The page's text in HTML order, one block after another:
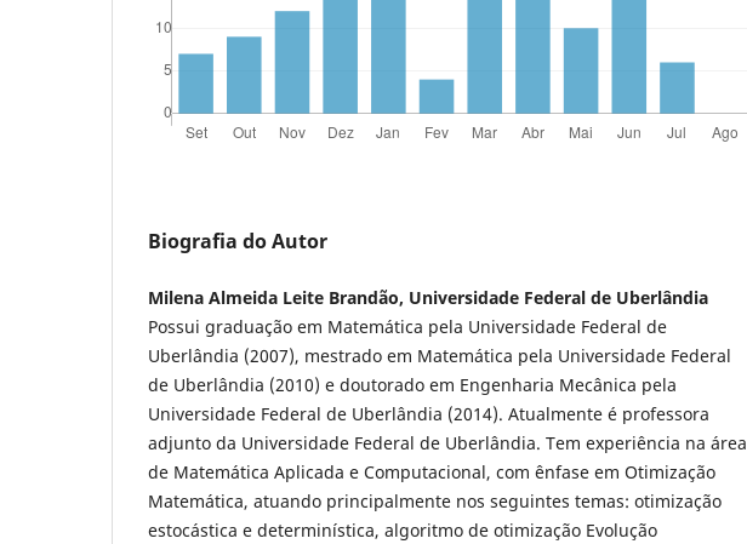
Biografia do Autor
Milena Almeida Leite Brandão, Universidade Federal de Uberlândia
Possui graduação em Matemática pela Universidade Federal de
Uberlândia (2007), mestrado em Matemática pela Universidade Federal
de Uberlândia (2010) e doutorado em Engenharia Mecânica pela
Universidade Federal de Uberlândia (2014). Atualmente é professora
adjunto da Universidade Federal de Uberlândia. Tem experiência na área
de Matemática Aplicada e Computacional, com ênfase em Otimização
Matemática, atuando principalmente nos seguintes temas: otimização
estocástica e determinística, algoritmo de otimização Evolução